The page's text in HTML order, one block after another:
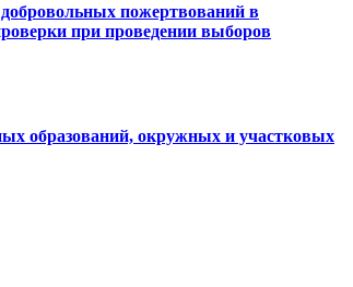
пожертвований в
при проведении выборов
образований, окружных и участковых